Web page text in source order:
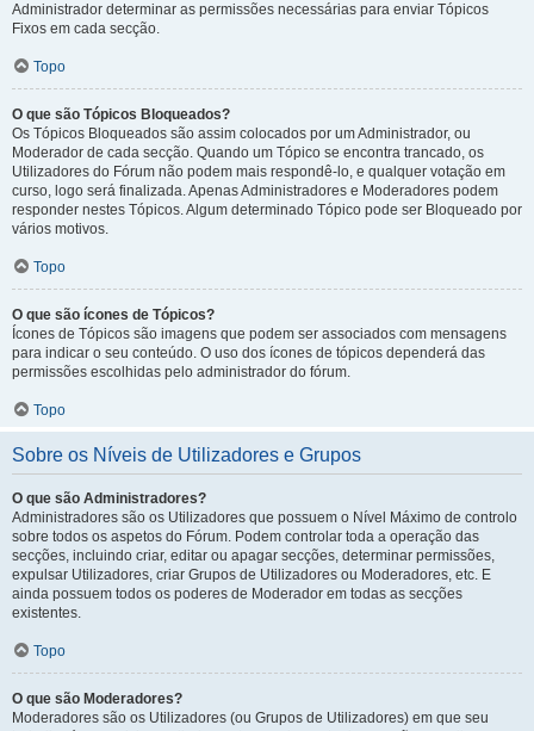
Administrador determinar as permissões necessárias para enviar Tópicos
Fixos em cada secção.
Topo
O que são Tópicos Bloqueados?
Os Tópicos Bloqueados são assim colocados por um Administrador, ou
Moderador de cada secção. Quando um Tópico se encontra trancado, os
Utilizadores do Fórum não podem mais respondê-lo, e qualquer votação em
curso, logo será finalizada. Apenas Administradores e Moderadores podem
responder nestes Tópicos. Algum determinado Tópico pode ser Bloqueado por
vários motivos.
Topo
O que são ícones de Tópicos?
Ícones de Tópicos são imagens que podem ser associados com mensagens
para indicar o seu conteúdo. O uso dos ícones de tópicos dependerá das
permissões escolhidas pelo administrador do fórum.
Topo
Sobre os Níveis de Utilizadores e Grupos
O que são Administradores?
Administradores são os Utilizadores que possuem o Nível Máximo de controlo
sobre todos os aspetos do Fórum. Podem controlar toda a operação das
secções, incluindo criar, editar ou apagar secções, determinar permissões,
expulsar Utilizadores, criar Grupos de Utilizadores ou Moderadores, etc. E
ainda possuem todos os poderes de Moderador em todas as secções
existentes.
Topo
O que são Moderadores?
Moderadores são os Utilizadores (ou Grupos de Utilizadores) em que seu